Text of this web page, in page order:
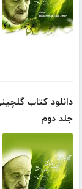
دانلود کتاب
جلد دوم